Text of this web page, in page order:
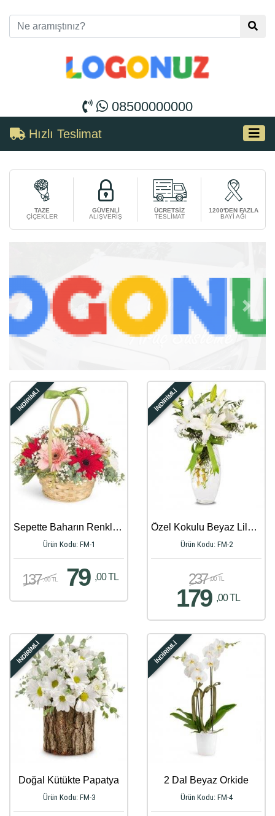
08500000000
Hızlı Teslimat
TAZE
ÇİÇEKLER
GÜVENLİ
ALIŞVERİŞ
ÜCRETSİZ
TESLİMAT
1200'DEN FAZLA
BAYİ AĞI
Geri İleri
İNDİRİMLİ
Sepette Baharın Renkli Çiçekleri
Ürün Kodu: FM-1
137 ,00 TL 79 ,00 TL
İNDİRİMLİ
Özel Kokulu Beyaz Lilyum Aranjmanı
Ürün Kodu: FM-2
237 ,00 TL
179 ,00 TL
İNDİRİMLİ
Doğal Kütükte Papatya
Ürün Kodu: FM-3
İNDİRİMLİ
2 Dal Beyaz Orkide
Ürün Kodu: FM-4